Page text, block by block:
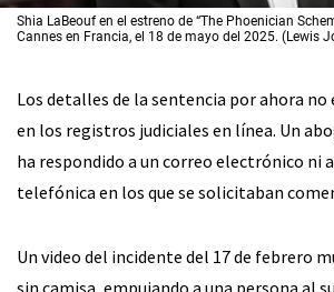
Shia LaBeouf en el estreno de “The Phoenician
Cannes en Francia, el 18 de mayo del 2025. (Lewis
Los detalles de la sentencia por ahora
en los registros judiciales en línea. Un
ha respondido a un correo electrónico ni
telefónica en los que se solicitaban
Un video del incidente del 17 de febrero